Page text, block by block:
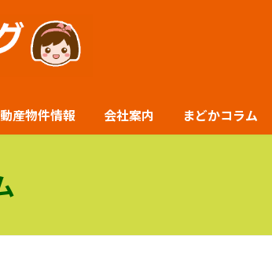
産物件情報 会社案内 まどかコラム